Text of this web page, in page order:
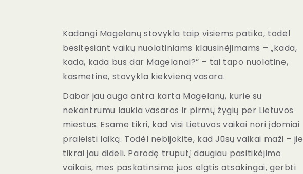
Kadangi Magelanų stovykla taip visiems patiko, todėl
besitęsiant vaikų nuolatiniams klausinėjimams – „kada,
kada, kada bus dar Magelanai?” – tai tapo nuolatine,
kasmetine, stovykla kiekvieną vasara.
Dabar jau auga antra karta Magelanų, kurie su
nekantrumu laukia vasaros ir pirmų žygių per Lietuvos
miestus. Esame tikri, kad visi Lietuvos vaikai nori įdomiai
praleisti laiką. Todėl nebijokite, kad Jūsų vaikai maži – jie
tikrai jau dideli. Parodę truputį daugiau pasitikėjimo
vaikais, mes paskatinsime juos elgtis atsakingai, gerbti